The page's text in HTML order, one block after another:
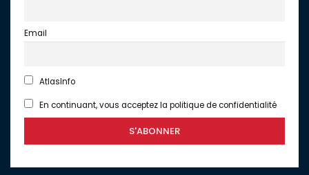
Email
AtlasInfo
En continuant, vous acceptez la politique de confidentialité